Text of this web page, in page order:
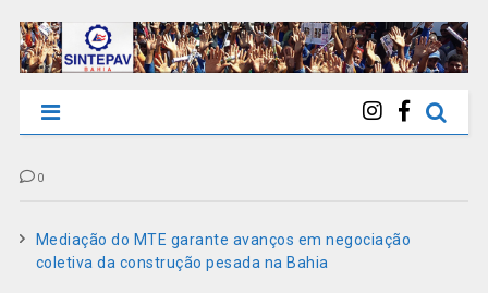
0
Mediação do MTE garante avanços em negociação
coletiva da construção pesada na Bahia